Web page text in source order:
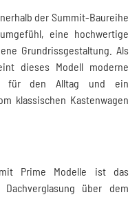
der Summit-Baureihe
eine hochwertige
Grundrissgestaltung. Als
dieses Modell moderne
für den Alltag und ein
klassischen Kastenwagen
Prime Modelle ist das
über dem